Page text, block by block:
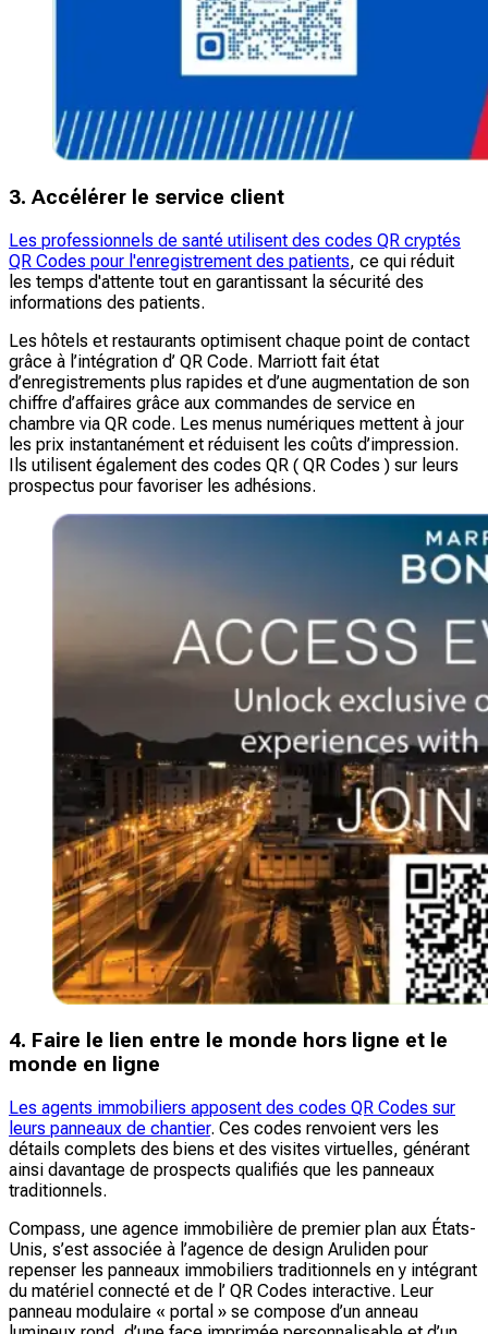
3. Accélérer le service client
Les professionnels de santé utilisent des codes QR cryptés
QR Codes pour l'enregistrement des patients, ce qui réduit
les temps d'attente tout en garantissant la sécurité des
informations des patients.
Les hôtels et restaurants optimisent chaque point de contact
grâce à l’intégration d’ QR Code. Marriott fait état
d’enregistrements plus rapides et d’une augmentation de son
chiffre d’affaires grâce aux commandes de service en
chambre via QR code. Les menus numériques mettent à jour
les prix instantanément et réduisent les coûts d’impression.
Ils utilisent également des codes QR ( QR Codes ) sur leurs
prospectus pour favoriser les adhésions.
4. Faire le lien entre le monde hors ligne et le
monde en ligne
Les agents immobiliers apposent des codes QR Codes sur
leurs panneaux de chantier. Ces codes renvoient vers les
détails complets des biens et des visites virtuelles, générant
ainsi davantage de prospects qualifiés que les panneaux
traditionnels.
Compass, une agence immobilière de premier plan aux États-
Unis, s’est associée à l’agence de design Aruliden pour
repenser les panneaux immobiliers traditionnels en y intégrant
du matériel connecté et de l’ QR Codes interactive. Leur
panneau modulaire « portal » se compose d’un anneau